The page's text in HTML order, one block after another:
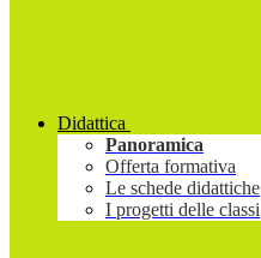
Didattica
Panoramica
Offerta formativa
Le schede didattiche
I progetti delle classi